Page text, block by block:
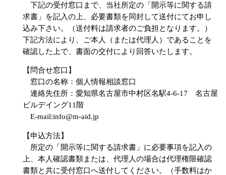
下記の受付窓口まで、当社所定の「開示等に関する請
求書」を記入の上、必要書類を同封して送付にてお申し
込み下さい。（送付料は請求者のご負担となります。）
下記方法により、ご本人（または代理人）であることを
確認した上で、書面の交付により回答いたします。
【問合せ窓口】
窓口の名称：個人情報相談窓口
連絡先住所：愛知県名古屋市中村区名駅4-6-17 名古屋
ビルデイング11階
E-mail:info@m-aid.jp
【申込方法】
所定の「開示等に関する請求書」に必要事項を記入の
上、本人確認書類または、代理人の場合は代理権限確認
書類と共に受付窓口へ送付してください。（手数料はか